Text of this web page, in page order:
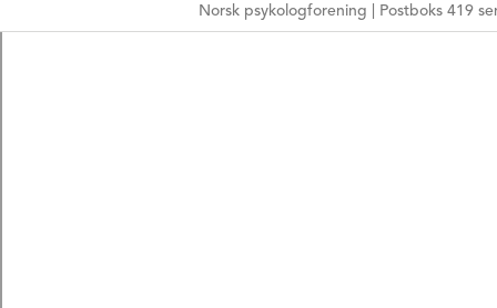
Norsk psykologforening | Postboks 419